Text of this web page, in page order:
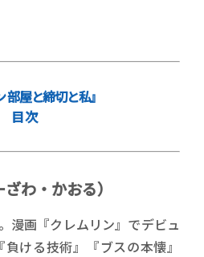
部屋と締切と私』
目 次
わ・かおる）
漫画『クレムリン』でデビュ
ける技術』『ブスの本懐』